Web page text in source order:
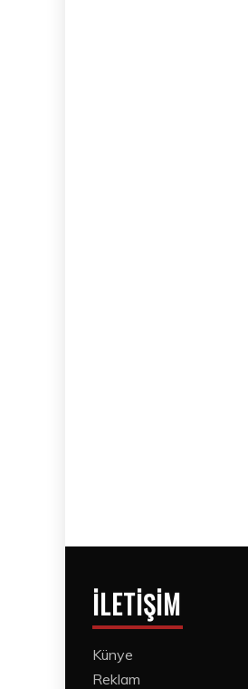
İLETIŞIM
Künye
Reklam